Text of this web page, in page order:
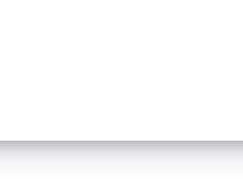
die